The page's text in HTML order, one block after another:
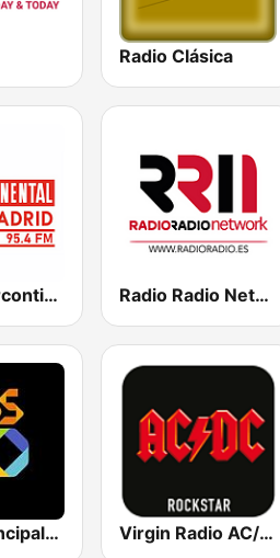
Radio Clásica
Radio Intercontinental Radio Radio Network
Los 40 Principales Virgin Radio AC/DC